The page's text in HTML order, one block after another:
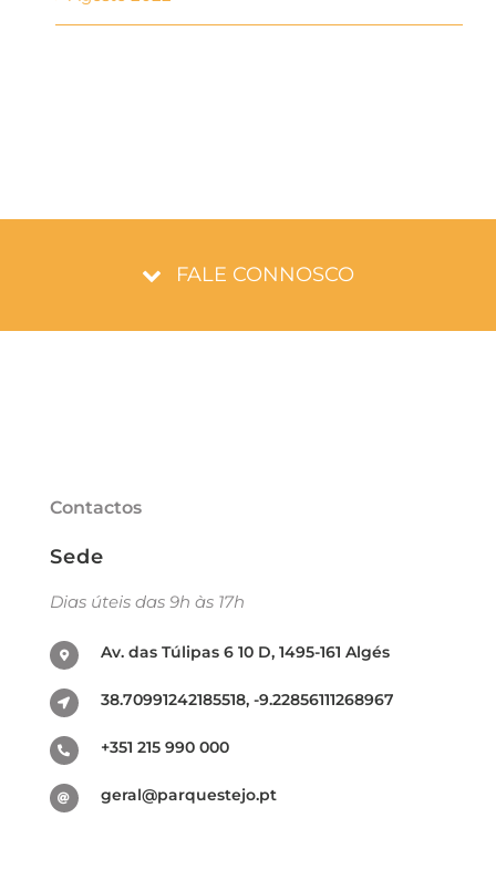
FALE CONNOSCO
Contactos
Sede
Dias úteis das 9h às 17h
Av. das Túlipas 6 10 D, 1495-161 Algés
38.70991242185518, -9.22856111268967
+351 215 990 000
geral@parquestejo.pt